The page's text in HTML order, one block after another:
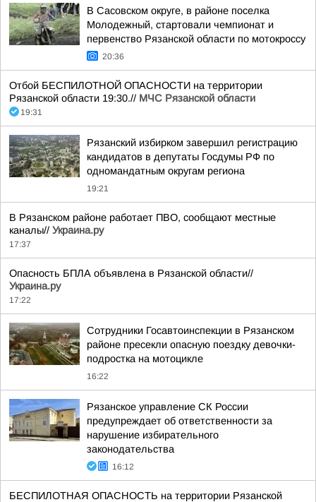
В Сасовском округе, в районе поселка
Молодежный, стартовали чемпионат и
первенство Рязанской области по мотокроссу
20:36
Отбой БЕСПИЛОТНОЙ ОПАСНОСТИ на территории
Рязанской области 19:30.// МЧС Рязанской области
19:31
Рязанский избирком завершил регистрацию
кандидатов в депутаты Госдумы РФ по
одномандатным округам региона
19:21
В Рязанском районе работает ПВО, сообщают местные
каналы// Украина.ру
17:37
Опасность БПЛА объявлена в Рязанской области//
Украина.ру
17:22
Сотрудники Госавтоинспекции в Рязанском
районе пресекли опасную поездку девочки-
подростка на мотоцикле
16:22
Рязанское управление СК России
предупреждает об ответственности за
нарушение избирательного
законодательства
16:12
БЕСПИЛОТНАЯ ОПАСНОСТЬ на территории Рязанской